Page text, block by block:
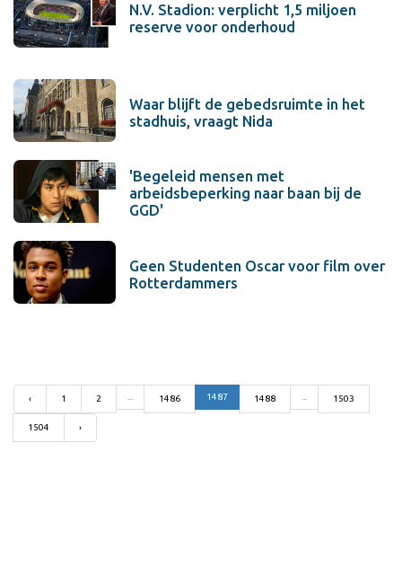
N.V. Stadion: verplicht 1,5 miljoen
reserve voor onderhoud
Waar blijft de gebedsruimte in het
stadhuis, vraagt Nida
'Begeleid mensen met
arbeidsbeperking naar baan bij de
GGD'
Geen Studenten Oscar voor film over
Rotterdammers
‹ 1 2 1486 1487 1488 1503
1504 ›